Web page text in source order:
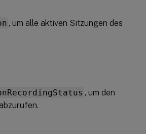
, um alle aktiven Sitzungen des
, um den